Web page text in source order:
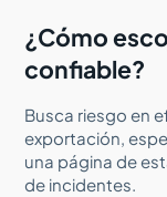
¿Cómo
confiable?
Busca riesgo en
exportación,
una página de
de incidentes.